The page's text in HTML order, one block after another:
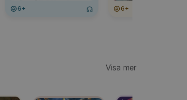
6+ 6+
Visa mer